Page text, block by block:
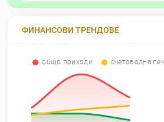
ФИНАНСОВИ ТРЕНДОВЕ
общо приходи счетоводна